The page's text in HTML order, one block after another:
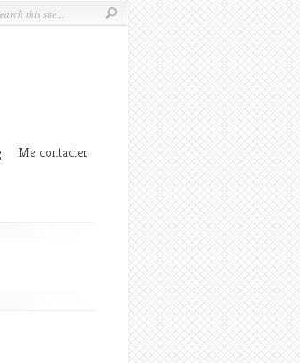
Me contacter